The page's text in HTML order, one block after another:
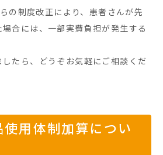
の制度改正により、患者さんが先
合には、一部実費負担が発生する
たら、どうぞお気軽にご相談くだ
用体制加算につい